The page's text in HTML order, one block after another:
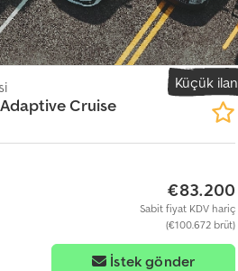
ayarlanabilir, katlanabilir üst ranzası
– 1,8 kW hava-hava. Ranıza alt kısmına
Continental VDO 4.1 Akıllı Takograf
Sistemi (AEBS) ile ön çarpışma uyarısı.
veya hareketli çekici bağlantı. Dingil
arkasında 65 litrelik AdBlue tankı. Sağ
İkincil bilgi ekranı, renkli. Filo yönetim
far arasında otomatik geçiş. Credpfxszr
sol iç – 11 mm Arka sol dış – 10 mm
Küçük ilan
Cruise
€83.200
Sabit fiyat KDV hariç
(€100.672 brüt)
İstek gönder